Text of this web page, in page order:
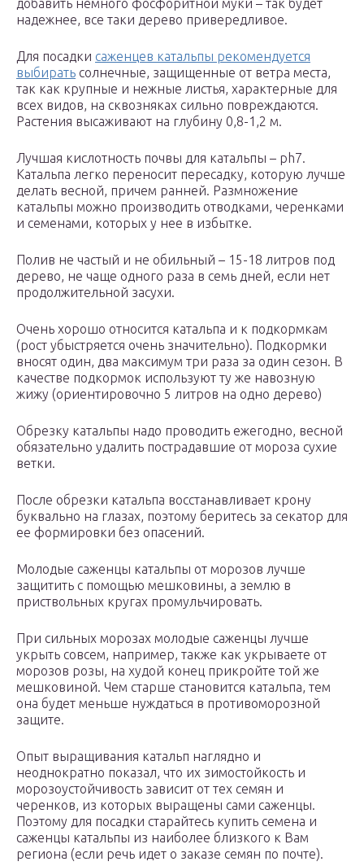
добавить немного фосфоритной муки – так будет
надежнее, все таки дерево привередливое.
Для посадки саженцев катальпы рекомендуется
выбирать солнечные, защищенные от ветра места,
так как крупные и нежные листья, характерные для
всех видов, на сквозняках сильно повреждаются.
Растения высаживают на глубину 0,8-1,2 м.
Лучшая кислотность почвы для катальпы – ph7.
Катальпа легко переносит пересадку, которую лучше
делать весной, причем ранней. Размножение
катальпы можно производить отводками, черенками
и семенами, которых у нее в избытке.
Полив не частый и не обильный – 15-18 литров под
дерево, не чаще одного раза в семь дней, если нет
продолжительной засухи.
Очень хорошо относится катальпа и к подкормкам
(рост убыстряется очень значительно). Подкормки
вносят один, два максимум три раза за один сезон. В
качестве подкормок используют ту же навозную
жижу (ориентировочно 5 литров на одно дерево)
Обрезку катальпы надо проводить ежегодно, весной
обязательно удалить пострадавшие от мороза сухие
ветки.
После обрезки катальпа восстанавливает крону
буквально на глазах, поэтому беритесь за секатор для
ее формировки без опасений.
Молодые саженцы катальпы от морозов лучше
защитить с помощью мешковины, а землю в
приствольных кругах промульчировать.
При сильных морозах молодые саженцы лучше
укрыть совсем, например, также как укрываете от
морозов розы, на худой конец прикройте той же
мешковиной. Чем старше становится катальпа, тем
она будет меньше нуждаться в противоморозной
защите.
Опыт выращивания катальп наглядно и
неоднократно показал, что их зимостойкость и
морозоустойчивость зависит от тех семян и
черенков, из которых выращены сами саженцы.
Поэтому для посадки старайтесь купить семена и
саженцы катальпы из наиболее близкого к Вам
региона (если речь идет о заказе семян по почте).